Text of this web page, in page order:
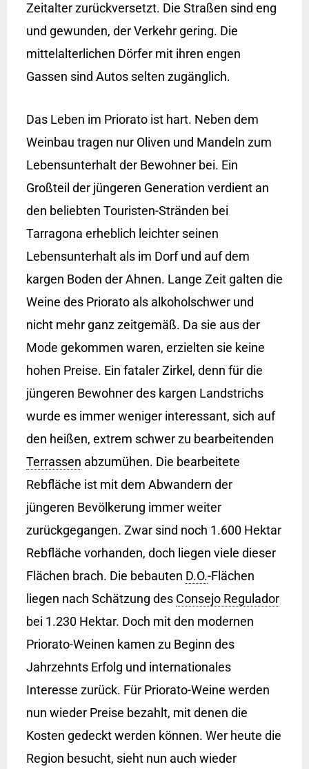
Zeitalter zurückversetzt. Die Straßen sind eng
und gewunden, der Verkehr gering. Die
mittelalterlichen Dörfer mit ihren engen
Gassen sind Autos selten zugänglich.
Das Leben im Priorato ist hart. Neben dem
Weinbau tragen nur Oliven und Mandeln zum
Lebensunterhalt der Bewohner bei. Ein
Großteil der jüngeren Generation verdient an
den beliebten Touristen-Stränden bei
Tarragona erheblich leichter seinen
Lebensunterhalt als im Dorf und auf dem
kargen Boden der Ahnen. Lange Zeit galten die
Weine des Priorato als alkoholschwer und
nicht mehr ganz zeitgemäß. Da sie aus der
Mode gekommen waren, erzielten sie keine
hohen Preise. Ein fataler Zirkel, denn für die
jüngeren Bewohner des kargen Landstrichs
wurde es immer weniger interessant, sich auf
den heißen, extrem schwer zu bearbeitenden
Terrassen abzumühen. Die bearbeitete
Rebfläche ist mit dem Abwandern der
jüngeren Bevölkerung immer weiter
zurückgegangen. Zwar sind noch 1.600 Hektar
Rebfläche vorhanden, doch liegen viele dieser
Flächen brach. Die bebauten D.O.-Flächen
liegen nach Schätzung des Consejo Regulador
bei 1.230 Hektar. Doch mit den modernen
Priorato-Weinen kamen zu Beginn des
Jahrzehnts Erfolg und internationales
Interesse zurück. Für Priorato-Weine werden
nun wieder Preise bezahlt, mit denen die
Kosten gedeckt werden können. Wer heute die
Region besucht, sieht nun auch wieder